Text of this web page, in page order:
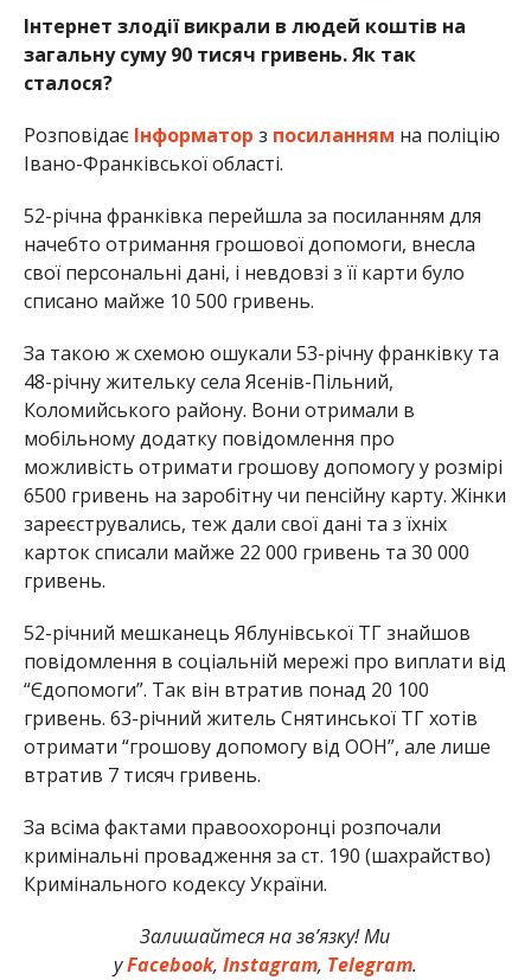
Інтернет злодії викрали в людей коштів на
загальну суму 90 тисяч гривень. Як так
сталося?
Розповідає Інформатор з посиланням на поліцію
Івано-Франківської області.
52-річна франківка перейшла за посиланням для
начебто отримання грошової допомоги, внесла
свої персональні дані, і невдовзі з її карти було
списано майже 10 500 гривень.
За такою ж схемою ошукали 53-річну франківку та
48-річну жительку села Ясенів-Пільний,
Коломийського району. Вони отримали в
мобільному додатку повідомлення про
можливість отримати грошову допомогу у розмірі
6500 гривень на заробітну чи пенсійну карту. Жінки
зареєструвались, теж дали свої дані та з їхніх
карток списали майже 22 000 гривень та 30 000
гривень.
52-річний мешканець Яблунівської ТГ знайшов
повідомлення в соціальній мережі про виплати від
“Єдопомоги”. Так він втратив понад 20 100
гривень. 63-річний житель Снятинської ТГ хотів
отримати “грошову допомогу від ООН”, але лише
втратив 7 тисяч гривень.
За всіма фактами правоохоронці розпочали
кримінальні провадження за ст. 190 (шахрайство)
Кримінального кодексу України.
Залишайтеся на зв’язку! Ми
уFacebook, Instagram, Telegram.